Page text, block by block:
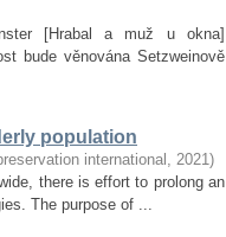
[Hrabal a muž u okna]
bude věnována Setzweinově
population
international , 2021)
there is effort to prolong an
The purpose of ...